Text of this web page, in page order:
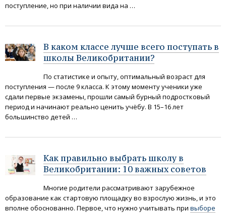
поступление, но при наличии вида на …
В каком классе лучше всего поступать в
школы Великобритании?
По статистике и опыту, оптимальный возраст для
поступления — после 9 класса. К этому моменту ученики уже
сдали первые экзамены, прошли самый бурный подростковый
период и начинают реально ценить учёбу. В 15–16 лет
большинство детей …
Как правильно выбрать школу в
Великобритании: 10 важных советов
Многие родители рассматривают зарубежное
образование как стартовую площадку во взрослую жизнь, и это
вполне обоснованно. Первое, что нужно учитывать при выборе